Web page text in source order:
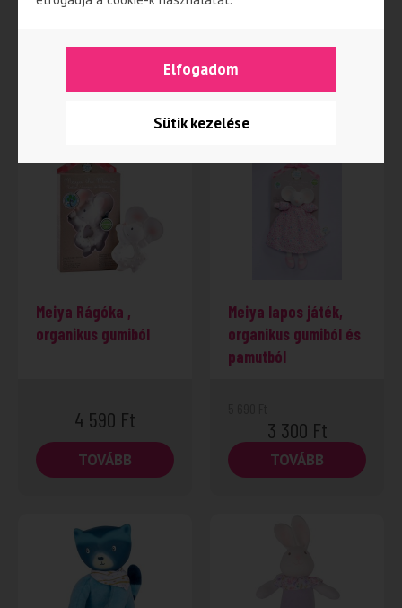
terméket.
Kapcsolódó termékek
Meiya Rágóka ,
organikus gumiból
4 590 Ft
TOVÁBB
Meiya lapos játék,
organikus gumiból és
pamutból
3 300 Ft
TOVÁBB
Sütik kezelése
Elfogadom